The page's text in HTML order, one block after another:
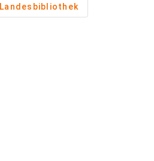
Landesbibliothek